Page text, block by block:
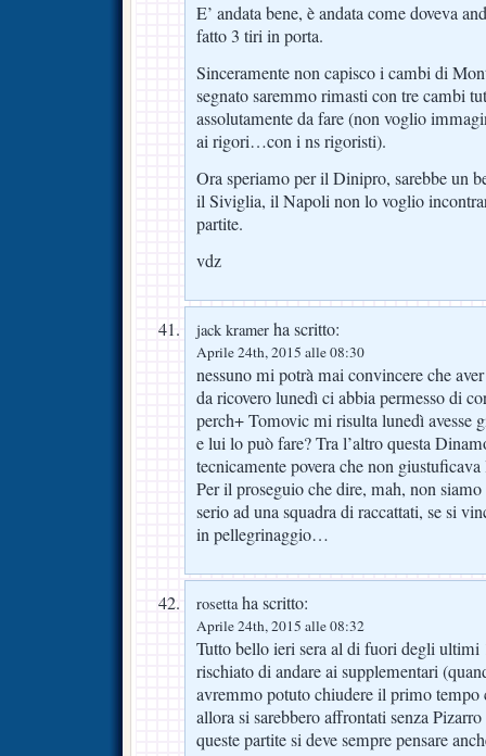
E’ andata bene, è andata come doveva
fatto 3 tiri in porta.
Sinceramente non capisco i cambi di
segnato saremmo rimasti con tre cambi
assolutamente da fare (non voglio
ai rigori…con i ns rigoristi).
Ora speriamo per il Dinipro, sarebbe un
il Siviglia, il Napoli non lo voglio
partite.
vdz
jack kramer ha scritto:
Aprile 24th, 2015 alle 08:30
nessuno mi potrà mai convincere che
da ricovero lunedì ci abbia permesso di
perch+ Tomovic mi risulta lunedì avesse
e lui lo può fare? Tra l’altro questa
tecnicamente povera che non
Per il proseguio che dire, mah, non
serio ad una squadra di raccattati, se si
in pellegrinaggio…
rosettaha scritto:
Aprile 24th, 2015 alle 08:32
Tutto bello ieri sera al di fuori degli
rischiato di andare ai supplementari
avremmo potuto chiudere il primo tempo
allora si sarebbero affrontati senza
queste partite si deve sempre pensare